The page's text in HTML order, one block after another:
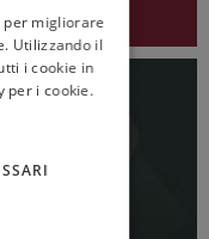
ENGLISH
per migliorare
Utilizzando il
i cookie in
per i cookie.